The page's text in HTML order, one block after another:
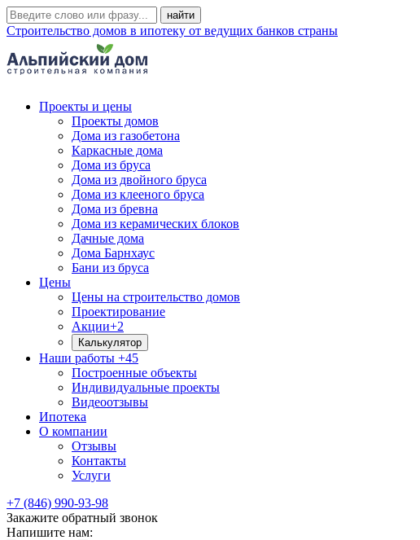
Строительство домов в ипотеку от ведущих банков страны
Проекты и цены
Проекты домов
Дома из газобетона
Каркасные дома
Дома из бруса
Дома из двойного бруса
Дома из клееного бруса
Дома из бревна
Дома из керамических блоков
Дачные дома
Дома Барнхаус
Бани из бруса
Цены
Цены на строительство домов
Проектирование
Акции+2
Калькулятор
Наши работы +45
Построенные объекты
Индивидуальные проекты
Видеоотзывы
Ипотека
О компании
Отзывы
Контакты
Услуги
+7 (846) 990-93-98
Закажите обратный звонок
Напишите нам: